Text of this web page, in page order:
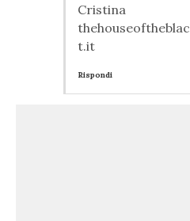
Cristina
t.it
Rispondi